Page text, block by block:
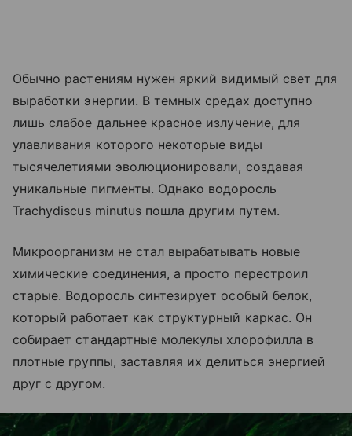
Обычно растениям нужен яркий видимый свет для
выработки энергии. В темных средах доступно
лишь слабое дальнее красное излучение, для
улавливания которого некоторые виды
тысячелетиями эволюционировали, создавая
уникальные пигменты. Однако водоросль
Trachydiscus minutus пошла другим путем.
Микроорганизм не стал вырабатывать новые
химические соединения, а просто перестроил
старые. Водоросль синтезирует особый белок,
который работает как структурный каркас. Он
собирает стандартные молекулы хлорофилла в
плотные группы, заставляя их делиться энергией
друг с другом.